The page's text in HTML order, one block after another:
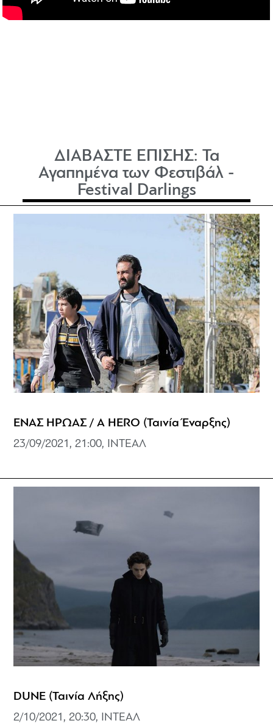
ΔΙΑΒΑΣΤΕ ΕΠΙΣΗΣ: Τα
Αγαπημένα των Φεστιβάλ -
Festival Darlings
ΕΝΑΣ ΗΡΩΑΣ / A HERO (Ταινία Έναρξης)
23/09/2021, 21:00, ΙΝΤΕΑΛ
DUNE (Ταινία Λήξης)
2/10/2021, 20:30, ΙΝΤΕΑΛ